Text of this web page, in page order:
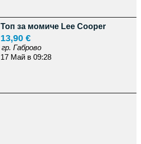
Топ за момиче Lee Cooper
13,90 €
гр. Габрово
17 Май в 09:28